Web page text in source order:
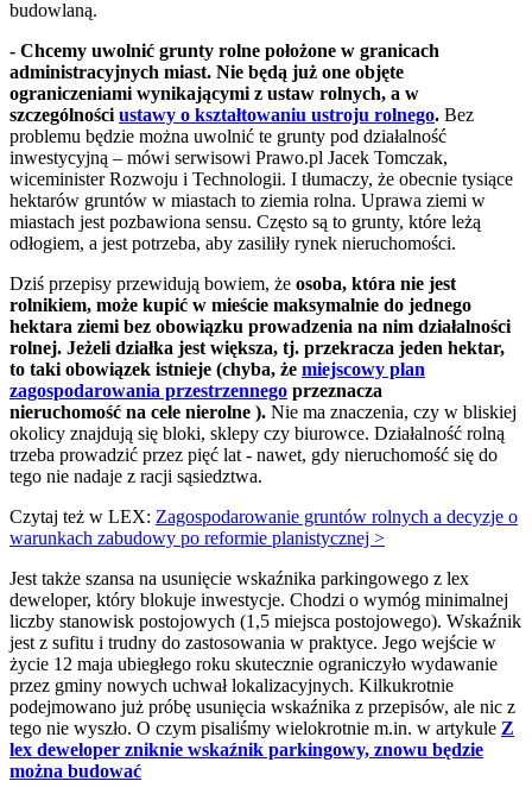
budowlaną.
- Chcemy uwolnić grunty rolne położone w granicach
administracyjnych miast. Nie będą już one objęte
ograniczeniami wynikającymi z ustaw rolnych, a w
szczególnościustawy o kształtowaniu ustroju rolnego. Bez
problemu będzie można uwolnić te grunty pod działalność
inwestycyjną – mówi serwisowi Prawo.pl Jacek Tomczak,
wiceminister Rozwoju i Technologii. I tłumaczy, że obecnie tysiące
hektarów gruntów w miastach to ziemia rolna. Uprawa ziemi w
miastach jest pozbawiona sensu. Często są to grunty, które leżą
odłogiem, a jest potrzeba, aby zasiliły rynek nieruchomości.
Dziś przepisy przewidują bowiem, że osoba, która nie jest
rolnikiem, może kupić w mieście maksymalnie do jednego
hektara ziemi bez obowiązku prowadzenia na nim działalności
rolnej. Jeżeli działka jest większa, tj. przekracza jeden hektar,
to taki obowiązek istnieje (chyba, że miejscowy plan
zagospodarowania przestrzennego przeznacza
nieruchomość na cele nierolne ). Nie ma znaczenia, czy w bliskiej
okolicy znajdują się bloki, sklepy czy biurowce. Działalność rolną
trzeba prowadzić przez pięć lat - nawet, gdy nieruchomość się do
tego nie nadaje z racji sąsiedztwa.
Czytaj też w LEX: Zagospodarowanie gruntów rolnych a decyzje o
warunkach zabudowy po reformie planistycznej >
Jest także szansa na usunięcie wskaźnika parkingowego z lex
deweloper, który blokuje inwestycje. Chodzi o wymóg minimalnej
liczby stanowisk postojowych (1,5 miejsca postojowego). Wskaźnik
jest z sufitu i trudny do zastosowania w praktyce. Jego wejście w
życie 12 maja ubiegłego roku skutecznie ograniczyło wydawanie
przez gminy nowych uchwał lokalizacyjnych. Kilkukrotnie
podejmowano już próbę usunięcia wskaźnika z przepisów, ale nic z
tego nie wyszło. O czym pisaliśmy wielokrotnie m.in. w artykule Z
lex deweloper zniknie wskaźnik parkingowy, znowu będzie
można budować